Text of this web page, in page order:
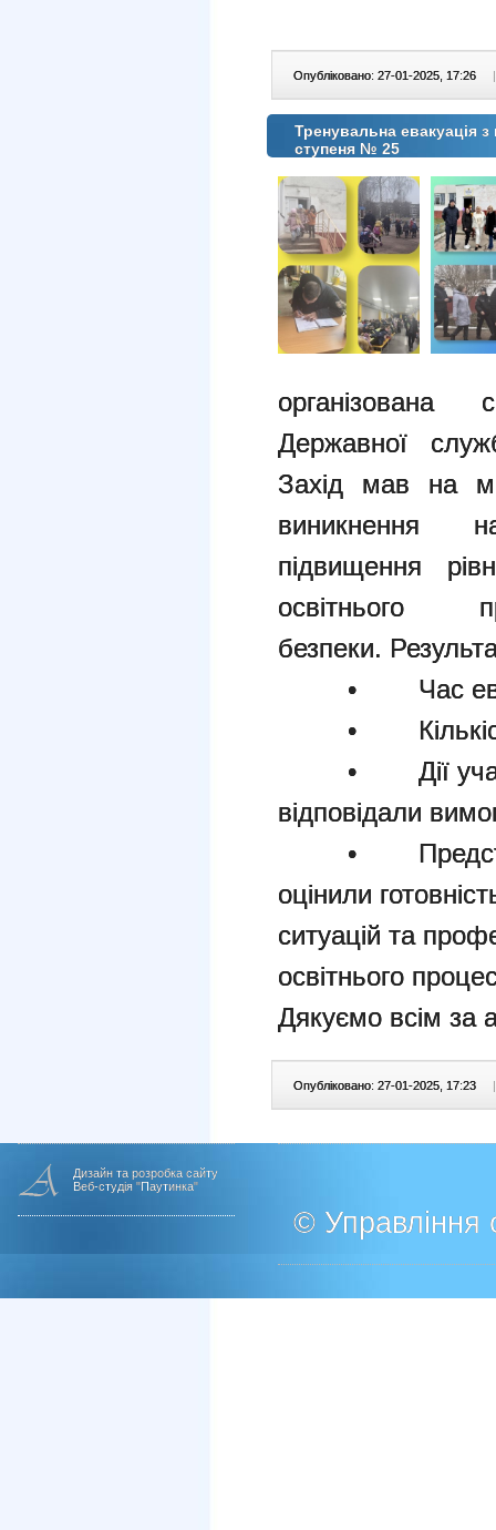
Опубліковано: 27-01-2025, 17:26 |
Тренувальна евакуація
ступеня № 25
організована
Державної
Захід мав на
виникнення
підвищення
безпеки.
• Час
• Кількість
• Дії
відповідали
•
оцінили
ситуацій та
освітнього
Дякуємо всім за
Опубліковано: 27-01-2025, 17:23 |
Дизайн та розробка сайту
Веб-студія "Паутинка"
© Управління